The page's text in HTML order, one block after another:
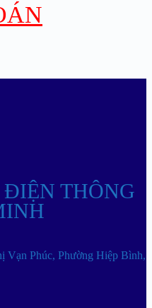
THÔNG
Vạn Phúc, Phường Hiệp Bình,